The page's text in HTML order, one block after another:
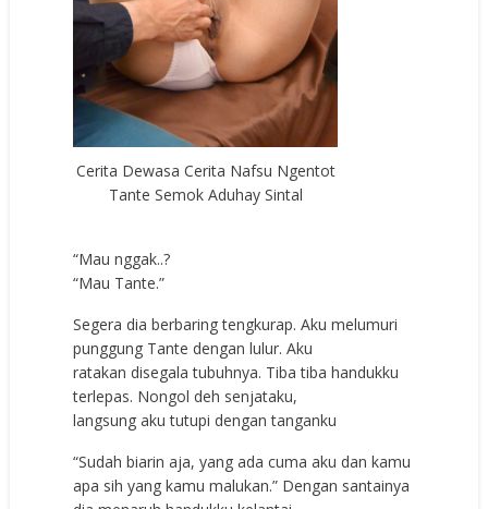
Cerita Dewasa Cerita Nafsu Ngentot
Tante Semok Aduhay Sintal
“Mau nggak..?
“Mau Tante.”
Segera dia berbaring tengkurap. Aku melumuri
punggung Tante dengan lulur. Aku
ratakan disegala tubuhnya. Tiba tiba handukku
terlepas. Nongol deh senjataku,
langsung aku tutupi dengan tanganku
“Sudah biarin aja, yang ada cuma aku dan kamu
apa sih yang kamu malukan.” Dengan santainya